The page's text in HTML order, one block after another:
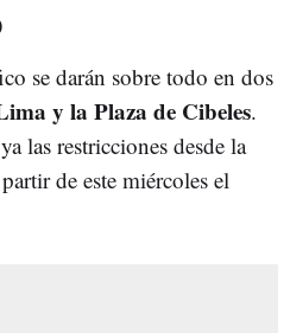
se darán sobre todo en dos
y la Plaza de Cibeles.
las restricciones desde la
de este miércoles el